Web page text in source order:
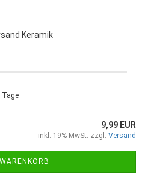
Keramik
Tage
9,99 EUR
inkl. 19% MwSt. zzgl. Versand